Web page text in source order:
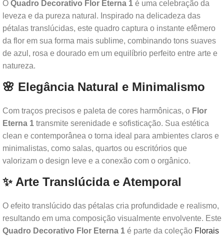
O Quadro Decorativo Flor Eterna 1 é uma celebração da
leveza e da pureza natural. Inspirado na delicadeza das
pétalas translúcidas, este quadro captura o instante efêmero
da flor em sua forma mais sublime, combinando tons suaves
de azul, rosa e dourado em um equilíbrio perfeito entre arte e
natureza.
🌸 Elegância Natural e Minimalismo
Com traços precisos e paleta de cores harmônicas, o Flor
Eterna 1 transmite serenidade e sofisticação. Sua estética
clean e contemporânea o torna ideal para ambientes claros e
minimalistas, como salas, quartos ou escritórios que
valorizam o design leve e a conexão com o orgânico.
✨ Arte Translúcida e Atemporal
O efeito translúcido das pétalas cria profundidade e realismo,
resultando em uma composição visualmente envolvente. Este
Quadro Decorativo Flor Eterna 1 é parte da coleção Florais